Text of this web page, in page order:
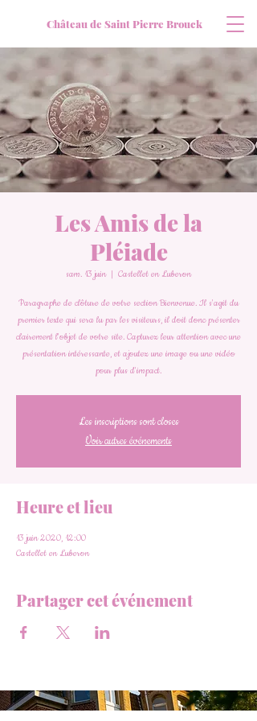
Château de Saint Pierre Brouck
Les Amis de la
Pléiade
sam. 13 juin
  |
Castellet en Luberon
Paragraphe de clôture de votre section Bienvenue. Il s'agit du
premier texte qui sera lu par les visiteurs, il doit donc présenter
clairement l'objet de votre site. Capturez leur attention avec une
présentation intéressante, et ajoutez une image ou une vidéo
pour plus d'impact.
Les inscriptions sont closes
Voir autres événements
Heure et lieu
13 juin 2020, 12:00
Castellet en Luberon
Partager cet événement